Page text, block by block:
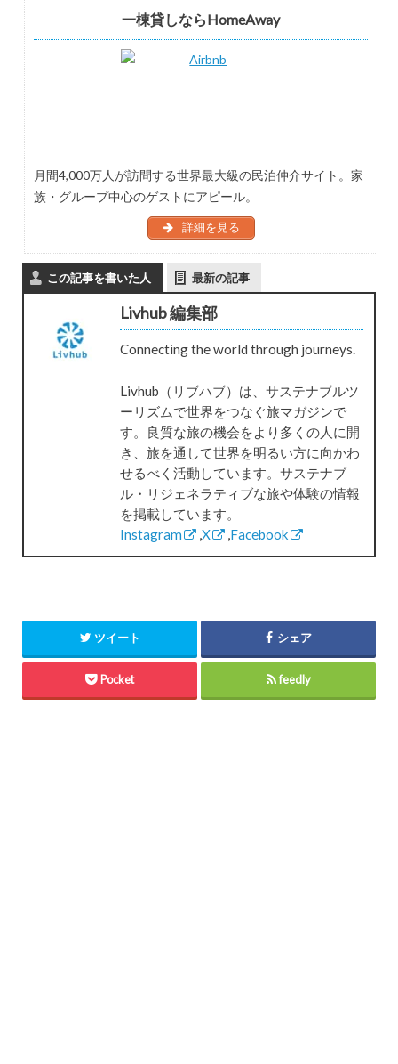
一棟貸しならHomeAway
月間4,000万人が訪問する世界最大級の民泊仲介サイト。家
族・グループ中心のゲストにアピール。
詳細を見る
この記事を書いた人 最新の記事
Livhub 編集部
Connecting the world through journeys.
Livhub（リブハブ）は、サステナブルツ
ーリズムで世界をつなぐ旅マガジンで
す。良質な旅の機会をより多くの人に開
き、旅を通して世界を明るい方に向かわ
せるべく活動しています。サステナブ
ル・リジェネラティブな旅や体験の情報
を掲載しています。
Instagram
,X ,Facebook
ツイート シェア
Pocket feedly